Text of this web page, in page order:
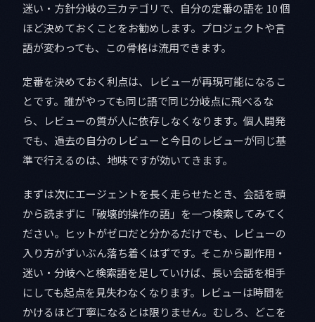
迷い・方針分岐の三カテゴリで、自分の定番の語を 10 個
ほど決めておくことをお勧めします。プロジェクトや言
語が変わっても、この骨格は流用できます。
定番を決めておく利点は、レビューが再現可能になるこ
とです。誰がやっても同じ語で同じ分岐点に飛べるな
ら、レビューの質が人に依存しなくなります。個人開発
でも、過去の自分のレビューと今日のレビューが同じ基
準で行えるのは、地味ですが効いてきます。
まずは次にエージェントを長く走らせたとき、会話を頭
から読まずに「破壊的操作の語」を一つ検索してみてく
ださい。ヒットがゼロだと分かるだけでも、レビューの
入り方がずいぶん落ち着くはずです。そこから副作用・
迷い・分岐へと検索語を足していけば、長い会話を相手
にしても起点を見失わなくなります。レビューは時間を
かけるほど丁寧になるとは限りません。むしろ、どこを